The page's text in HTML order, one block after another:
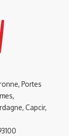
Portes
Capcir,